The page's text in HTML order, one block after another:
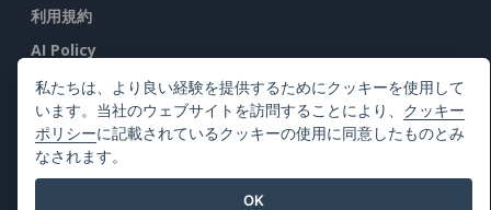
利用規約
AI Policy
プライバシーポリシー
Content Guidelines
セキュリティ概要
不正行為を報告する
私たちは、より良い経験を提供するためにクッキーを使用して
います。当社のウェブサイトを訪問することにより、 クッキー
ポリシーに記載されているクッキーの使用に同意したものとみ
なされます。
OK